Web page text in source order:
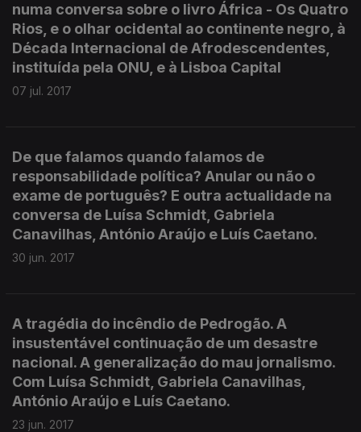
numa conversa sobre o livro África - Os Quatro
Rios, e o olhar ocidental ao continente negro, à
Década Internacional de Afrodescendentes,
instituída pela ONU, e à Lisboa Capital
07 jul. 2017
De que falamos quando falamos de
responsabilidade política? Anular ou não o
exame de português? E outra actualidade na
conversa de Luísa Schmidt, Gabriela
Canavilhas, António Araújo e Luís Caetano.
30 jun. 2017
A tragédia do incêndio de Pedrogão. A
insustentável continuação de um desastre
nacional. A generalização do mau jornalismo.
Com Luísa Schmidt, Gabriela Canavilhas,
António Araújo e Luís Caetano.
23 jun. 2017